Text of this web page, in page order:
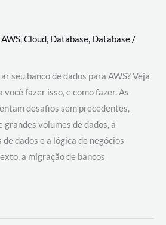
AWS,Cloud, Database, Database/
seu banco de dados para AWS? Veja
fazer isso, e como fazer. As
desafios sem precedentes,
grandes volumes de dados, a
dados e a lógica de negócios
a migração de bancos